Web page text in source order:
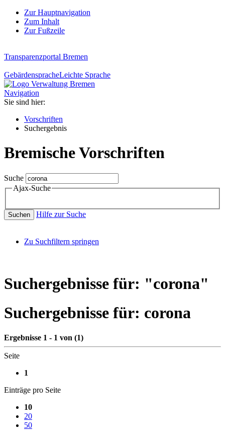
Zur Hauptnavigation
Zum Inhalt
Zur Fußzeile
Transparenzportal Bremen
GebärdenspracheLeichte Sprache
Navigation
Sie sind hier:
Vorschriften
Suchergebnis
Bremische Vorschriften
Suche
Ajax-Suche
Suchen Hilfe zur Suche
Zu Suchfiltern springen
Suchergebnisse für: "corona"
Suchergebnisse für: corona
Ergebnisse 1 - 1 von (1)
Seite
1
Einträge pro Seite
10
20
50